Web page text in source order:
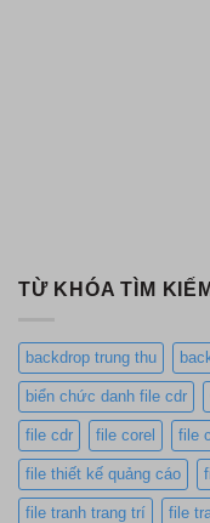
TỪ KHÓA TÌM KIẾM
backdrop trung thu
biển chức danh file cdr
file cdr file corel file
file thiết kế quảng cáo
file tranh trang trí file